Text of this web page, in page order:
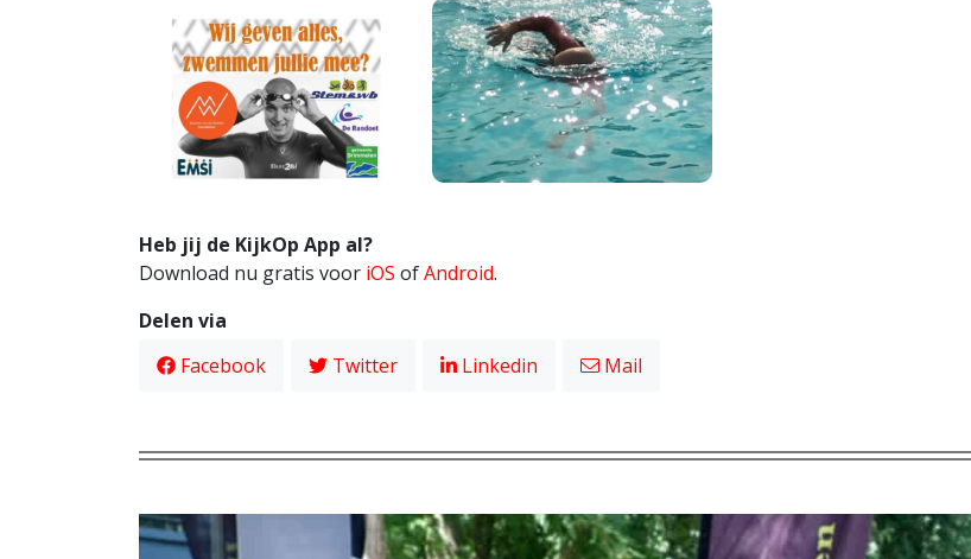
Heb jij de KijkOp App al?
Download nu gratis voor iOS ofAndroid.
Delen via
Facebook
Twitter Linkedin Mail